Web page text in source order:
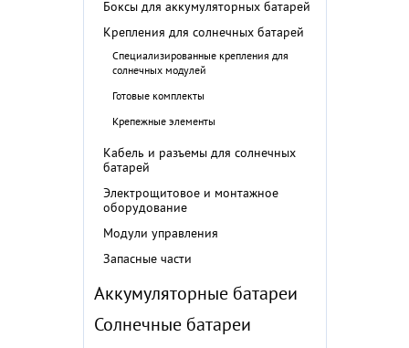
Боксы для аккумуляторных батарей
Крепления для солнечных батарей
Специализированные крепления для
солнечных модулей
Готовые комплекты
Крепежные элементы
Кабель и разъемы для солнечных
батарей
Электрощитовое и монтажное
оборудование
Модули управления
Запасные части
Аккумуляторные батареи
Солнечные батареи